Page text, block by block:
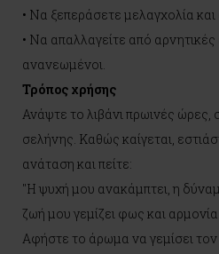
• Να ξεπεράσετε μελαγχολία
• Να απαλλαγείτε από αρνητικές
ανανεωμένοι.
Τρόπος χρήσης
Ανάψτε το λιβάνι πρωινές
σελήνης. Καθώς καίγεται,
ανάταση και πείτε:
"Η ψυχή μου ανακάμπτει, η
ζωή μου γεμίζει φως και
Αφήστε το άρωμα να γεμίσει